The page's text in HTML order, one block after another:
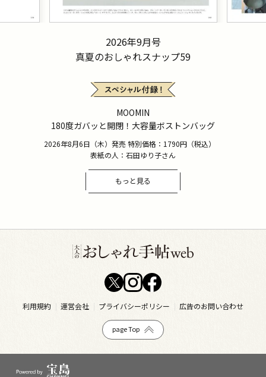
2026年9月号
真夏のおしゃれスナップ59
MOOMIN
180度ガバッと開閉！大容量ボストンバッグ
2026年8月6日（木）発売 特別価格：1790円（税込）
表紙の人：石田ゆり子さん
もっと見る
利用規約 運営会社 プライバシーポリシー 広告のお問い合わせ
page Top